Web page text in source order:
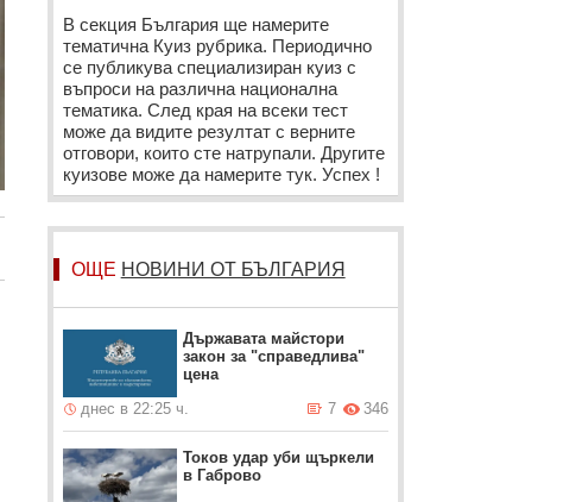
В секция България ще намерите
тематична Куиз рубрика. Периодично
се публикува специализиран куиз с
въпроси на различна национална
тематика. След края на всеки тест
може да видите резултат с верните
отговори, които сте натрупали. Другите
куизове може да намерите тук. Успех !
ОЩЕ НОВИНИ ОТ БЪЛГАРИЯ
Държавата майстори
закон за "справедлива"
цена
днес в 22:25 ч.
346
7
Токов удар уби щъркели
в Габрово